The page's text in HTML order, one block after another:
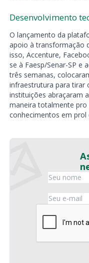
Desenvolvimento
O lançamento da
apoio à transformação
isso, Accenture,
se à Faesp/Senar-SP e
três semanas,
infraestrutura para tirar
instituições abraçaram
maneira totalmente
conhecimentos em prol